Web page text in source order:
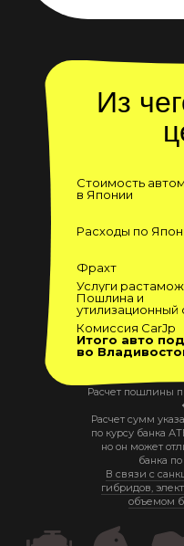
Из
Стоимость
в Японии
Расходы по
Фрахт
Услуги
Пошлина и
утилизационный
Комиссия CarJp
Итого авто
во
Расчет пошлины
Расчет сумм
по курсу банка
но он может
банка
В связи с
гибридов,
объемом